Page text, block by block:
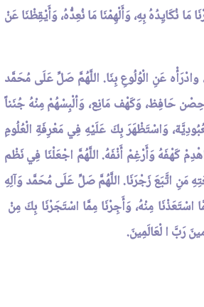
مَا نُكَايِدُهُ بِهِ، وَأَلْهِمْنَا مَا نُعِدُّهُ، وَأَيْقِظْنَا عَنْ
عَنِ الْوُلُوعِ بِنَا. اللَّهُمَّ صَلِّ عَلَى مُحَمَّد
وَحِصْن حَافِظ، وَكَهْف مَانِع، وَألْبِسْهُمْ مِنْهُ جُنَناً
وَاسْتَظْهَرَ بِكَ عَلَيْهِ فِي مَعْرِفَةِ الْعُلُومِ
كَهْفَهُ وَأَرْغِمْ أَنْفَهُ. اللَّهُمَّ اجْعَلْنَا فِي نَظْم
مَنِ اتَّبَعَ زَجْرَنَا. اللَّهُمَّ صَلِّ عَلَى مُحَمَّد وَآلِهِ
اسْتَعَذْنَا مِنْهُ، وَأَجِرْنَا مِمَّا اسْتَجَرْنَا بِكَ مِنْ
رَبَّ ا لْعَالَمِينَ.